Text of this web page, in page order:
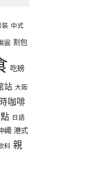
裝 中式
圓 割包
吃螃
站 大阪
咖啡
日語
繩 港式
料 親